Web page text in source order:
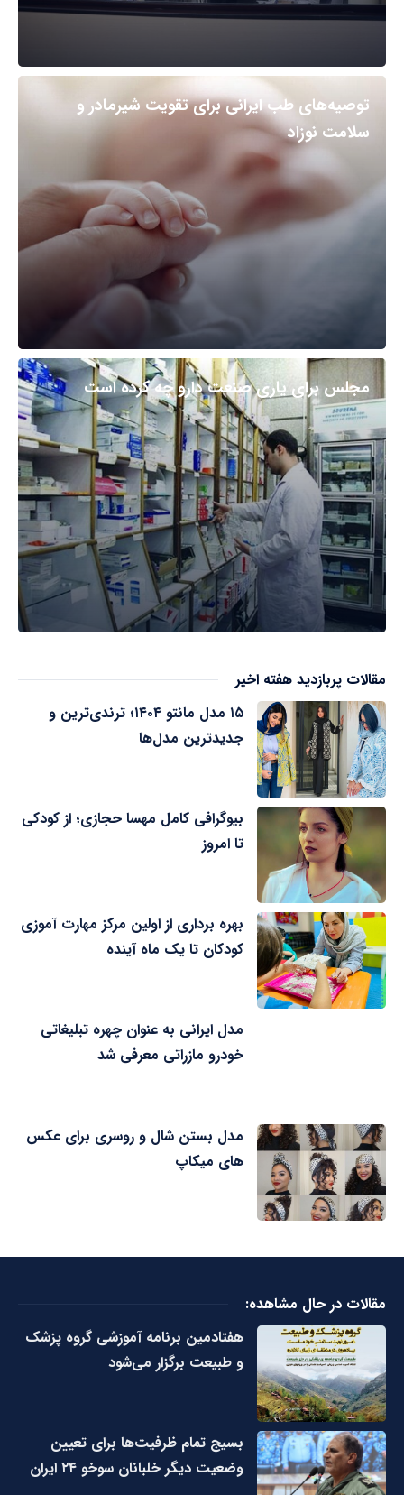
توصیه‌های طب ایرانی برای تقویت شیرمادر و
سلامت نوزاد
مجلس برای یاری صنعت دارو چه کرده است
مقالات پربازدید هفته اخیر
۱۵ مدل مانتو ۱۴۰۴؛ ترندی‌ترین و
جدیدترین مدل‌ها
بیوگرافی کامل مهسا حجازی؛ از کودکی
تا امروز
بهره برداری از اولین مرکز مهارت آموزی
کودکان تا یک ماه آینده
مدل ایرانی به عنوان چهره تبلیغاتی
خودرو مازراتی معرفی شد
مدل بستن شال و روسری برای عکس
های میکاپ
مقالات در حال مشاهده:
هفتادمین برنامه آموزشی گروه پزشک
و طبیعت برگزار می‌شود
بسیج تمام ظرفیت‌ها برای تعیین
وضعیت دیگر خلبانان سوخو ۲۴ ایران